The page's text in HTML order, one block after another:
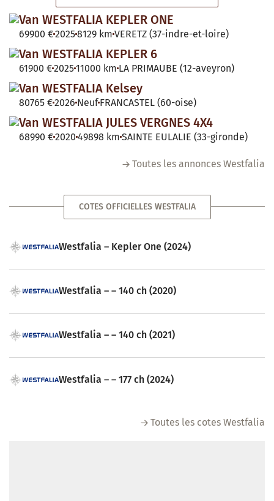
Van WESTFALIA KEPLER ONE
69900 €20258129 km VERETZ (37-indre-et-loire)
Van WESTFALIA KEPLER 6
61900 €202511000 km LA PRIMAUBE (12-aveyron)
Van WESTFALIA Kelsey
80765 €2026 Neuf FRANCASTEL (60-oise)
Van WESTFALIA JULES VERGNES 4X4
68990 €2020 49898 km SAINTE EULALIE (33-gironde)
Toutes les annonces Westfalia
COTES OFFICIELLES WESTFALIA
Westfalia – Kepler One (2024)
Westfalia – – 140 ch (2020)
Westfalia – – 140 ch (2021)
Westfalia – – 177 ch (2024)
Toutes les cotes Westfalia